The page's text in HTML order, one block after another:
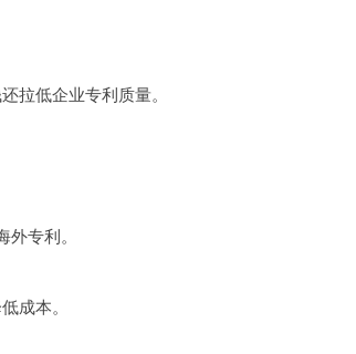
拉低企业专利质量。
专利。
成本。